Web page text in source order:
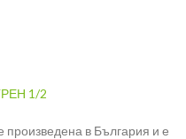
1/2
в България и е